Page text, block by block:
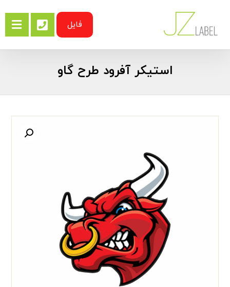
فایل
استیکر آفرود طرح گاو